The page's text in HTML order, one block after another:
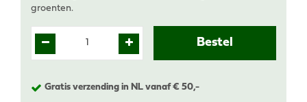
groenten.
Gratis verzending in NL vanaf € 50,-